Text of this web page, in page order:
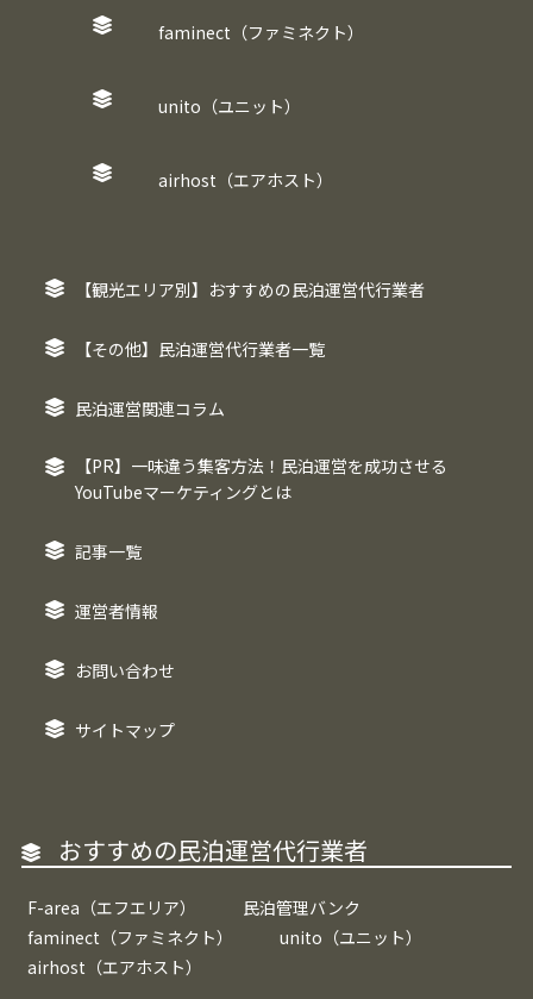
faminect（ファミネクト）
unito（ユニット）
airhost（エアホスト）
【観光エリア別】おすすめの民泊運営代行業者
【その他】民泊運営代行業者一覧
民泊運営関連コラム
【PR】一味違う集客方法！民泊運営を成功させる
YouTubeマーケティングとは
記事一覧
運営者情報
お問い合わせ
サイトマップ
おすすめの民泊運営代行業者
F-area（エフエリア）
民泊管理バンク
faminect（ファミネクト）
unito（ユニット）
airhost（エアホスト）